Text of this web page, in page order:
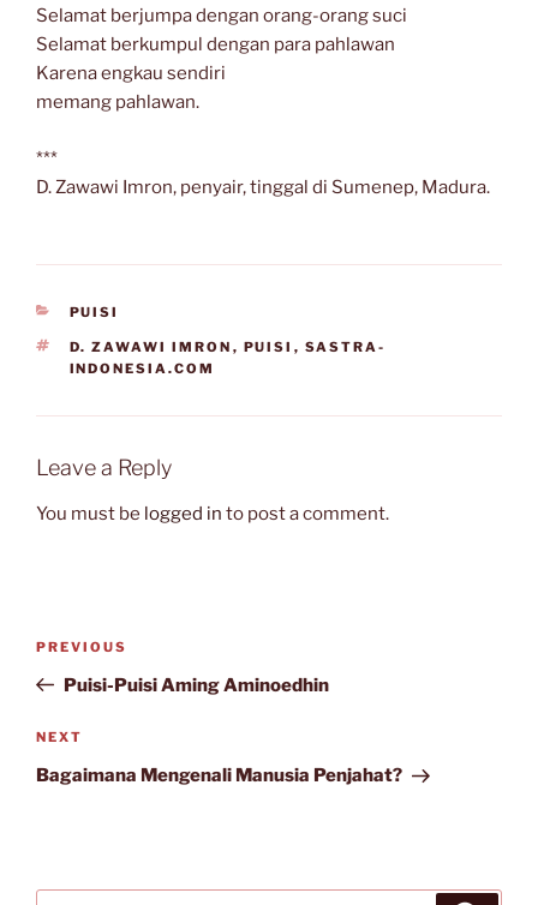
Selamat berjumpa dengan orang-orang suci
Selamat berkumpul dengan para pahlawan
Karena engkau sendiri
memang pahlawan.
***
D. Zawawi Imron, penyair, tinggal di Sumenep, Madura.
CATEGORIES
PUISI
TAGS
D. ZAWAWI IMRON , PUISI , SASTRA-
INDONESIA.COM
Leave a Reply
You must be logged in to post a comment.
Previous
Post
PREVIOUS
Puisi-Puisi Aming Aminoedhin
Next
Post
NEXT
Bagaimana Mengenali Manusia Penjahat?